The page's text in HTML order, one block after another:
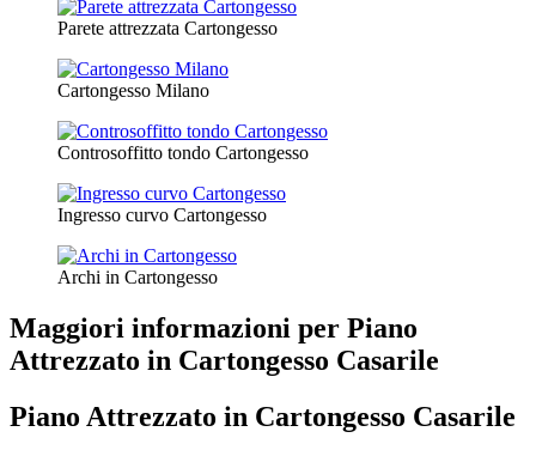
Parete attrezzata Cartongesso
Cartongesso Milano
Controsoffitto tondo Cartongesso
Ingresso curvo Cartongesso
Archi in Cartongesso
Maggiori informazioni per Piano
Attrezzato in Cartongesso Casarile
Piano Attrezzato in Cartongesso Casarile